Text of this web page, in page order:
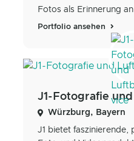
Fotos als Erinnerung
Portfolio ansehen
J1-Fotografie
Würzburg, Bayern
J1 bietet faszinierende,